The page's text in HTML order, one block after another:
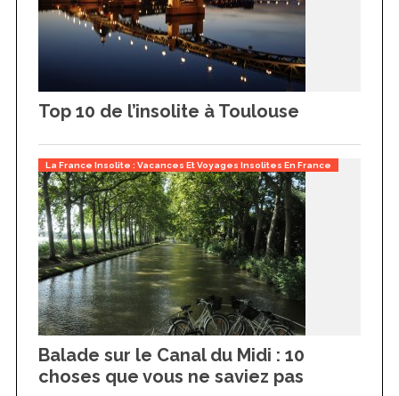
Top 10 de l’insolite à Toulouse
La France Insolite : Vacances Et Voyages Insolites En France
Balade sur le Canal du Midi : 10
choses que vous ne saviez pas